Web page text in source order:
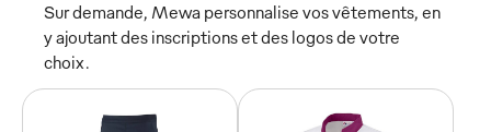
Sur demande, Mewa personnalise vos vêtements, en
y ajoutant des inscriptions et des logos de votre
choix.